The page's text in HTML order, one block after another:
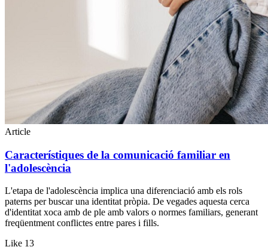
Article
Característiques de la comunicació familiar en
l'adolescència
L'etapa de l'adolescència implica una diferenciació amb els rols
paterns per buscar una identitat pròpia. De vegades aquesta cerca
d'identitat xoca amb de ple amb valors o normes familiars, generant
freqüentment conflictes entre pares i fills.
Like 13